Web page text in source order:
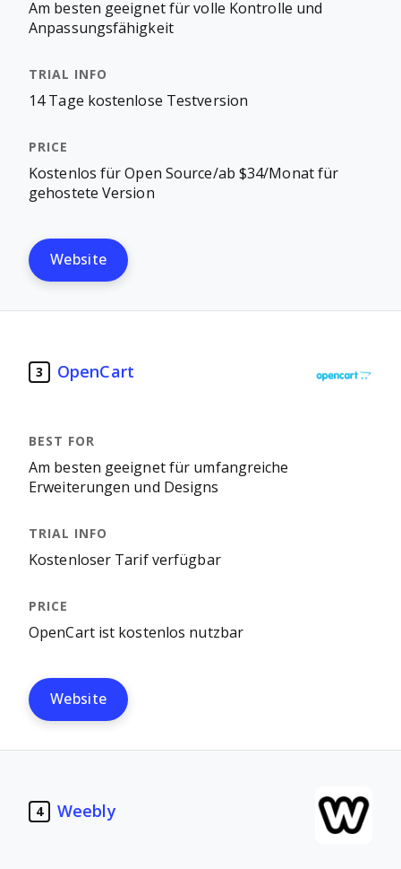
Am besten geeignet für volle Kontrolle und
Anpassungsfähigkeit
14 Tage kostenlose Testversion
Kostenlos für Open Source/ab $34/Monat für
gehostete Version
Website
3 OpenCart
Am besten geeignet für umfangreiche
Erweiterungen und Designs
Kostenloser Tarif verfügbar
OpenCart ist kostenlos nutzbar
Website
4 Weebly